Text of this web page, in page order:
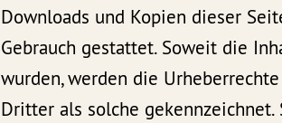
Downloads und Kopien dieser
Gebrauch gestattet. Soweit die
wurden, werden die
Dritter als solche